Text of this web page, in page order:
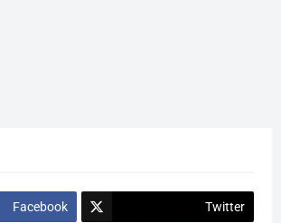
Facebook Twitter